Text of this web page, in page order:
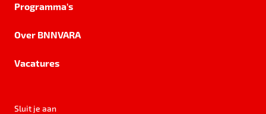
Programma's
Over BNNVARA
Vacatures
Sluit je aan